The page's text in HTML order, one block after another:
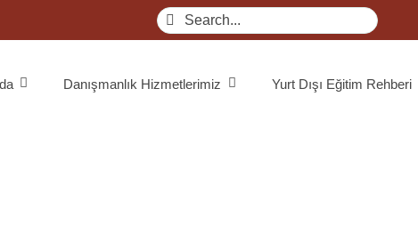
Search
for:
Danışmanlık Hizmetlerimiz Yurt Dışı Eğitim Rehberi